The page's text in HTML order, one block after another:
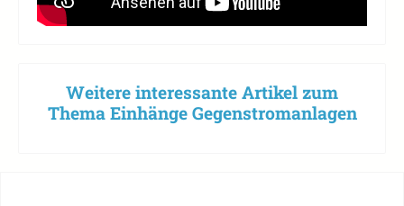
Weitere interessante Artikel zum
Thema Einhänge Gegenstromanlagen